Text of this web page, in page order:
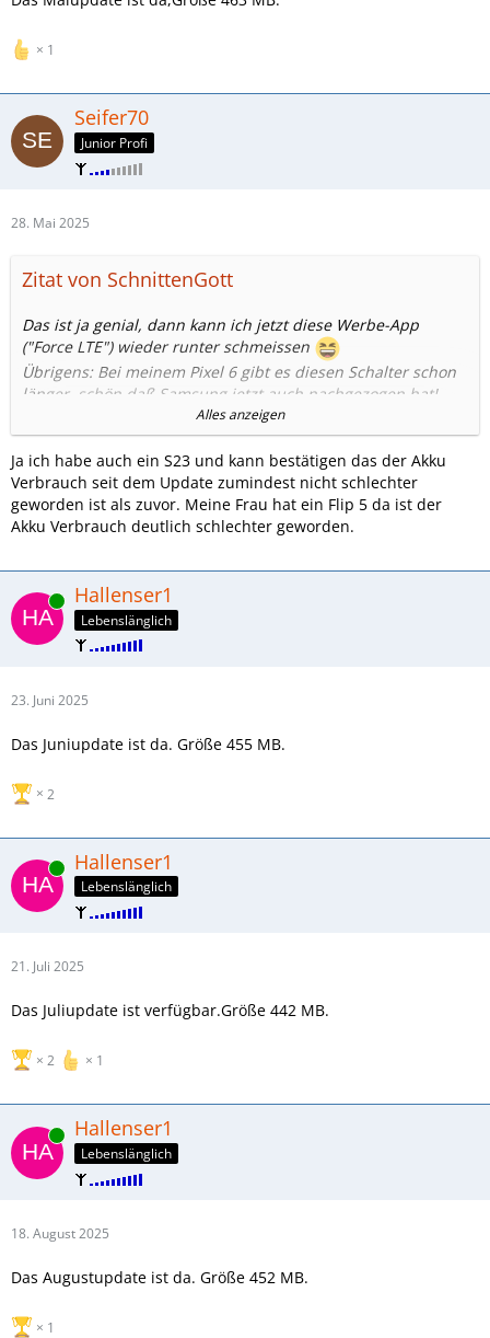
1
Seifer70
Junior Profi
28. Mai 2025
Zitat von SchnittenGott
Das ist ja genial, dann kann ich jetzt diese Werbe-App
("Force LTE") wieder runter schmeissen
Übrigens: Bei meinem Pixel 6 gibt es diesen Schalter schon
länger, schön daß Samsung jetzt auch nachgezogen hat!
Und noch etwas positives ist mir aufgefallen:
Keine Ahnung wie Samsung das hinbekommen hat, aber bei
meinem S23 hält der Akku jetzt deutlich länger.
Konnte das noch jemand beobachten?
Dienstag Abend aufgeladen, gestern den ganzen Tag
benutzt, heute bei sage und schreibe noch 63%!?
Alles anzeigen
Ja ich habe auch ein S23 und kann bestätigen das der Akku
Verbrauch seit dem Update zumindest nicht schlechter
geworden ist als zuvor. Meine Frau hat ein Flip 5 da ist der
Akku Verbrauch deutlich schlechter geworden.
Online Hallenser1
Lebenslänglich
23. Juni 2025
Das Juniupdate ist da. Größe 455 MB.
2
Online Hallenser1
Lebenslänglich
21. Juli 2025
Das Juliupdate ist verfügbar.Größe 442 MB.
2 1
Online Hallenser1
Lebenslänglich
18. August 2025
Das Augustupdate ist da. Größe 452 MB.
1